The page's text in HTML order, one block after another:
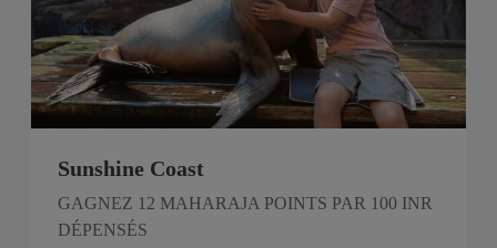
Sunshine Coast
GAGNEZ 12 MAHARAJA POINTS PAR 100 INR
DÉPENSÉS